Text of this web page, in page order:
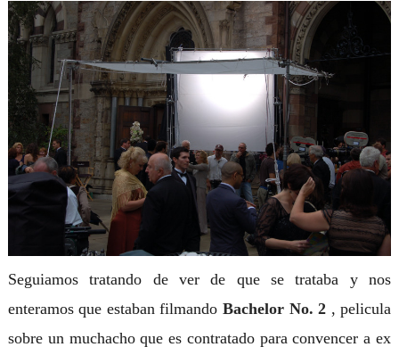
Seguiamos tratando de ver de que se trataba y nos
enteramos que estaban filmando Bachelor No. 2 , pelicula
sobre un muchacho que es contratado para convencer a ex